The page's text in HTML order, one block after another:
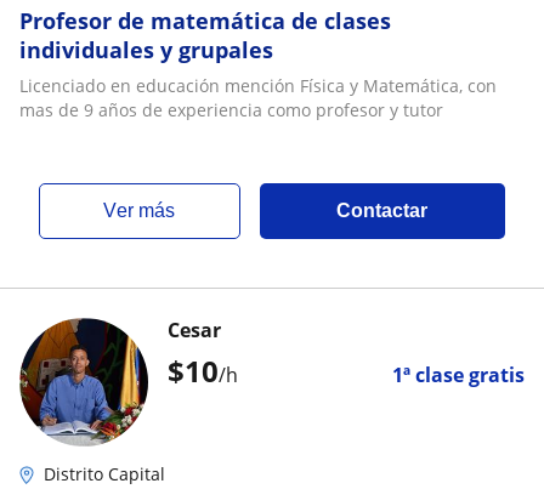
Profesor de matemática de clases
individuales y grupales
Licenciado en educación mención Física y Matemática, con
mas de 9 años de experiencia como profesor y tutor
ver más Contactar
$10/h 1ª clase gratis
Cesar
Distrito Capital